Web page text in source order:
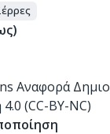
Αναφορά
(CC-BY-NC)